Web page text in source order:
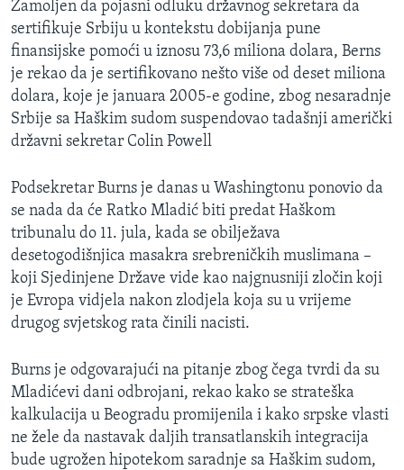
Zamoljen da pojasni odluku državnog sekretara da
sertifikuje Srbiju u kontekstu dobijanja pune
finansijske pomoći u iznosu 73,6 miliona dolara, Berns
je rekao da je sertifikovano nešto više od deset miliona
dolara, koje je januara 2005-e godine, zbog nesaradnje
Srbije sa Haškim sudom suspendovao tadašnji američki
državni sekretar Colin Powell
Podsekretar Burns je danas u Washingtonu ponovio da
se nada da će Ratko Mladić biti predat Haškom
tribunalu do 11. jula, kada se obilježava
desetogodišnjica masakra srebreničkih muslimana –
koji Sjedinjene Države vide kao najgnusniji zločin koji
je Evropa vidjela nakon zlodjela koja su u vrijeme
drugog svjetskog rata činili nacisti.
Burns je odgovarajući na pitanje zbog čega tvrdi da su
Mladićevi dani odbrojani, rekao kako se strateška
kalkulacija u Beogradu promijenila i kako srpske vlasti
ne žele da nastavak daljih transatlanskih integracija
bude ugrožen hipotekom saradnje sa Haškim sudom,